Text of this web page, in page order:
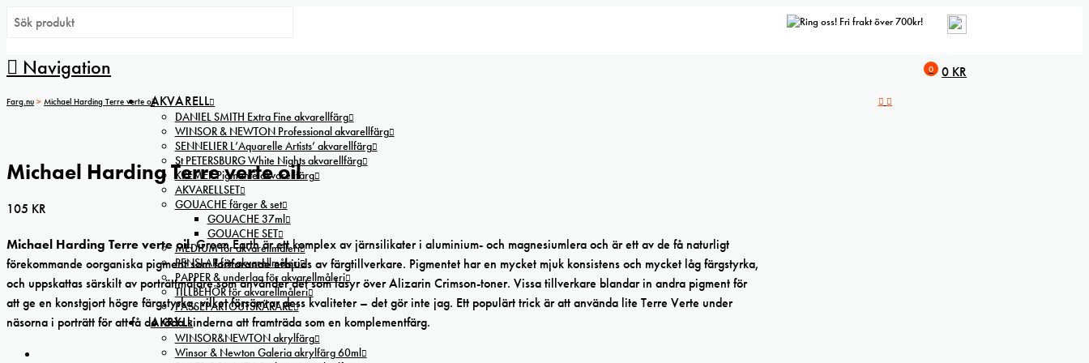
Fri frakt över 700kr!
Navigation 0 0 KR
AKVARELL
DANIEL SMITH Extra Fine akvarellfärg
WINSOR & NEWTON Professional akvarellfärg
SENNELIER L’Aquarelle Artists’ akvarellfärg
St PETERSBURG White Nights akvarellfärg
KREMER Pigmente akvarellfärg
AKVARELLSET
GOUACHE färger & set
GOUACHE 37ml
GOUACHE SET
MEDIUM för akvarellmåleri
PENSLAR för akvarellmåleri
PAPPER & underlag för akvarellmåleri
TILLBEHÖR för akvarellmåleri
PASSEPARTOUTSKÄRARE
AKRYL
WINSOR&NEWTON akrylfärg
Winsor & Newton Galeria akrylfärg 60ml
Farg.nu > Michael Harding Terre verte oil
Michael Harding Terre verte oil
105 KR
Michael Harding Terre verte oil.Green Earth är ett komplex av järnsilikater i aluminium- och magnesiumlera och är ett av de få naturligt
förekommande oorganiska pigment som fortfarande erbjuds av färgtillverkare. Pigmentet har en mycket mjuk konsistens och mycket låg färgstyrka,
och uppskattas särskilt av porträttmålare som använder det som lasyr över Alizarin Crimson-toner. Vissa tillverkare blandar in andra pigment för
att ge en konstgjort högre färgstyrka, vilket försämrar dess kvaliteter – det gör inte jag. Ett populärt trick är att använda lite Terre Verte under
näsorna i porträtt för att få de röda kinderna att framträda som en komplementfärg.